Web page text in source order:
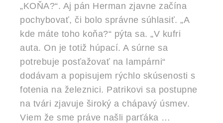
„KOŇA?“. Aj pán Herman zjavne začína
pochybovať, či bolo správne súhlasiť. „A
kde máte toho koňa?“ pýta sa. „V kufri
auta. On je totiž húpací. A súrne sa
potrebuje posťažovať na lampárni“
dodávam a popisujem rýchlo skúsenosti s
fotenia na železnici. Patrikovi sa postupne
na tvári zjavuje široký a chápavý úsmev.
Viem že sme práve našli parťáka …